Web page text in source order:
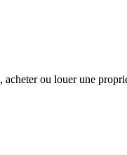
acheter ou louer une